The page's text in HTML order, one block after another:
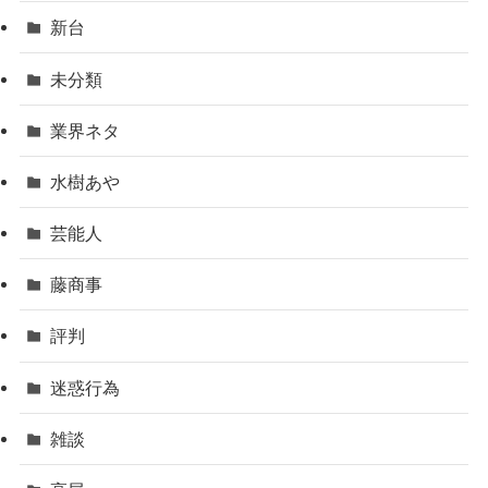
新台
未分類
業界ネタ
水樹あや
芸能人
藤商事
評判
迷惑行為
雑談